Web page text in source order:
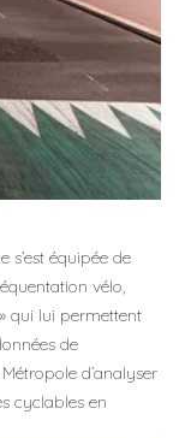
s’est équipée de
vélo,
qui lui permettent
de
d’analyser
cyclables en